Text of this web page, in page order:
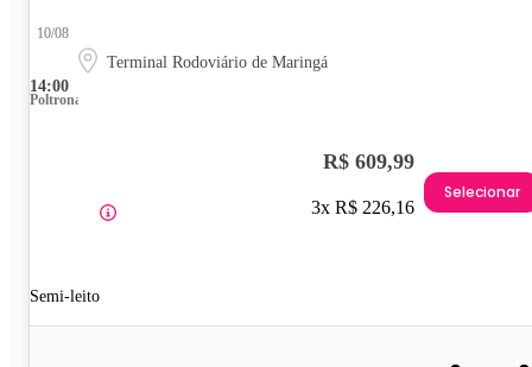
14:00
10/08
Terminal Rodoviário de Maringá
Poltrona
Semi-leito
R$ 609,99
3x R$ 226,16
Selecionar